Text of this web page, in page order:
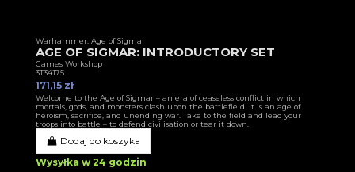
Warhammer: Age of Sigmar
AGE OF SIGMAR: INTRODUCTORY SET
Games Workshop
3T34175
171,15 zł
Welcome to the Age of Sigmar – an era of ceaseless conflict in which
mortals, gods, and monsters clash upon the battlefield. It is an age of
heroism, sacrifice, and unending war. Take to the field and lead your
troops into battle – to defend civilisation or tear it down.
Dodaj do koszyka
Wysyłka w 24 godzin